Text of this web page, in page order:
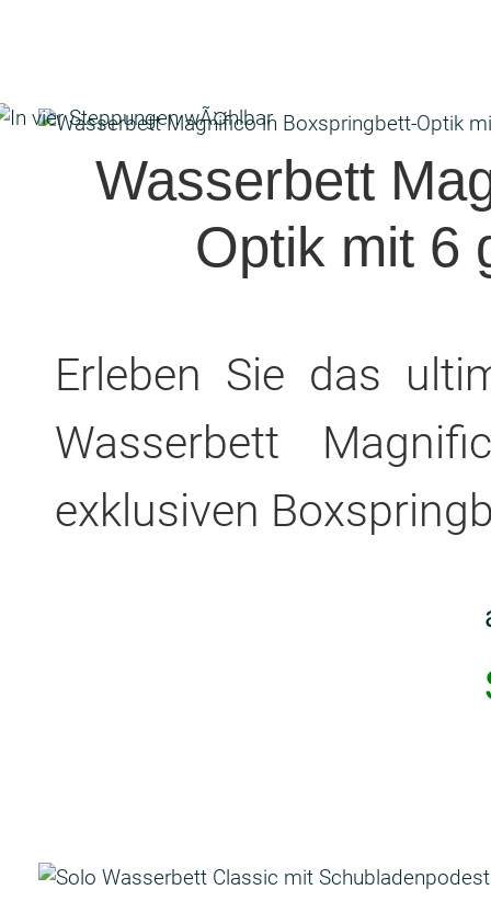
Wasserbett
Optik mit 6
Erleben Sie das
Wasserbett
exklusiven